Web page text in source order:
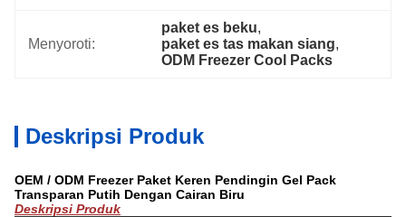
Menyoroti:
paket es beku,
paket es tas makan siang,
ODM Freezer Cool Packs
Deskripsi Produk
OEM / ODM Freezer Paket Keren Pendingin Gel Pack
Transparan Putih Dengan Cairan Biru
Deskripsi Produk